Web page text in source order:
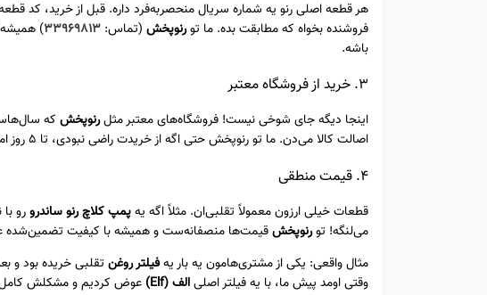
هر قطعه اصلی رنو یه شماره سریال منحصربه‌فرد داره. قبل از خرید، کد
فروشنده بخواه که مطابقت بده. ما تورنوپخش (تماس: ۳۳۹۶۹۸۱۳)
باشه.
3. خرید از فروشگاه معتبر
اینجا دیگه جای شوخی نیست! فروشگاه‌های معتبر مثلرنوپخش که
اصالت کالا می‌دن. ما تو رنوپخش حتی اگه از خریدت راضی نبودی، تا 5 روز امکان مرجوعی کالا داریم!
4. قیمت منطقی
قطعات خیلی ارزون معمولاً تقلبی‌ان. مثلاً اگه یهپمپ کلاچ رنو ساندرورو
می‌لنگه! تورنوپخشقیمت‌ها منصفانه‌ست و همیشه با کیفیت
مثال واقعی: یکی از مشتری‌هامون یه بار یهفیلتر روغن تقلبی خریده بود و
وقتی اومد پیش ما، با یه فیلتر اصلیالف (Elf) عوض کردیم و مشکلش